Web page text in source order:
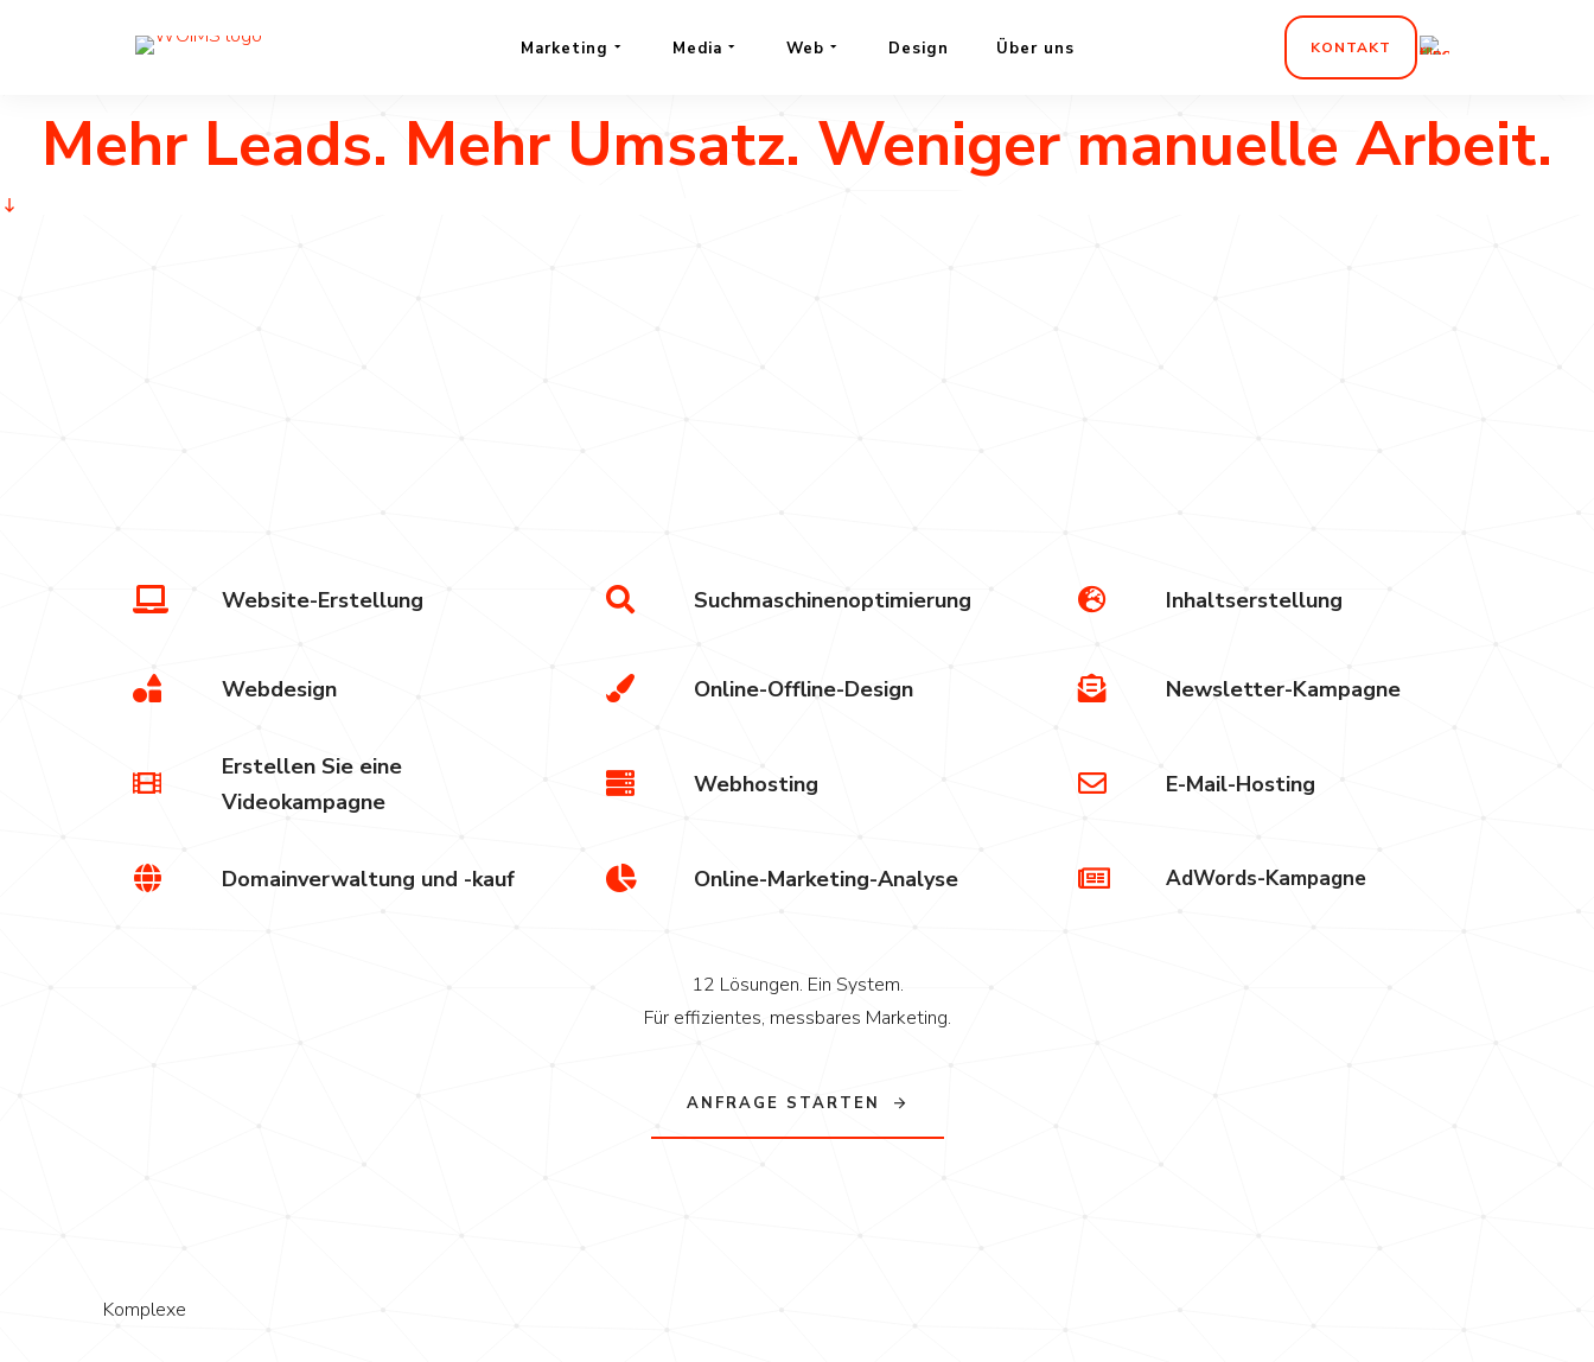
Marketing Media Web Design Über uns KONTAKT
Wir automatisieren Ihren Vertrieb.
Mehr Leads. Mehr Umsatz. Weniger manuelle Arbeit.
Website-Erstellung Suchmaschinenoptimierung Inhaltserstellung
Webdesign Online-Offline-Design Newsletter-Kampagne
Erstellen Sie eine
Videokampagne
Webhosting E-Mail-Hosting
Domainverwaltung und -kauf Online-Marketing-Analyse AdWords-Kampagne
12 Lösungen. Ein System.
Für effizientes, messbares Marketing.
ANFRAGE STARTEN
Komplexe